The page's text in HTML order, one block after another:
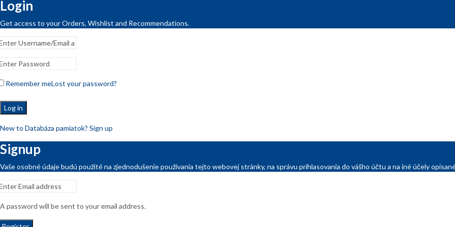
Login
Get access to your Orders, Wishlist and Recommendations.
Remember meLost your password?
Log in
New to Databáza pamiatok? Sign up
Signup
Vaše osobné údaje budú použité na zjednodušenie používania tejto webovej stránky, na správu prihlasovania do vášho účtu a na iné účely
A password will be sent to your email address.